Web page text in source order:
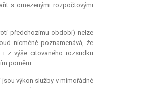
s omezenými rozpočtovými
předchozímu období) nelze
nicméně poznamenává, že
z výše citovaného rozsudku
poměru.
výkon služby v mimořádné